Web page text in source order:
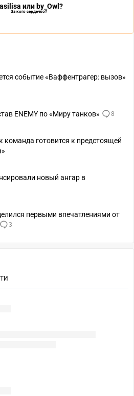
или by_Owl?
За кого сердечко?
событие «Ваффентрагер: вызов»
ENEMY по «Миру танков»
8
команда готовится к предстоящей
новый ангар в
первыми впечатлениями от
3